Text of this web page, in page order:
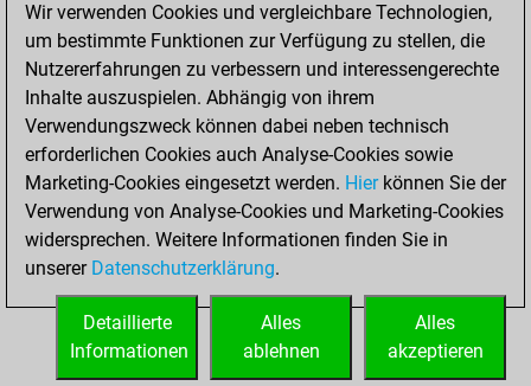
Matt auf vollem Brett
0
Bauer setzt Matt
0
Erstickte Matts
Unterverwandlungen
Türme auf der siebten
0
STARTSEITE
Wir verwenden Cookies und vergleichbare Technologien,
um bestimmte Funktionen zur Verfügung zu stellen, die
Nutzererfahrungen zu verbessern und interessengerechte
Inhalte auszuspielen. Abhängig von ihrem
Verwendungszweck können dabei neben technisch
erforderlichen Cookies auch Analyse-Cookies sowie
Marketing-Cookies eingesetzt werden. Hierkönnen Sie der
Verwendung von Analyse-Cookies und Marketing-Cookies
widersprechen. Weitere Informationen finden Sie in
unserer Datenschutzerklärung.
Alles
akzeptieren
Alles
ablehnen
Detaillierte
Informationen